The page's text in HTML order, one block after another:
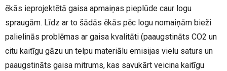
ēkās ieprojektētā gaisa apmaiņas pieplūde caur logu
spraugām. Līdz ar to šādās ēkās pēc logu nomaiņām bieži
palielinās problēmas ar gaisa kvalitāti (paaugstināts CO2 un
citu kaitīgu gāzu un telpu materiālu emisijas vielu saturs un
paaugstināts gaisa mitrums, kas savukārt veicina kaitīgu